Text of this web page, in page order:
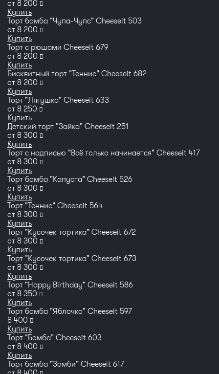
от 8 200 руб
Купить
Торт бомба "Чупа-Чупс" Cheeseit 503
от 8 200 руб
Купить
Торт с рюшами Cheeseit 679
от 8 200 руб
Купить
Бисквитный торт "Теннис" Сheeseit 682
от 8 200 руб
Купить
Торт "Лягушка" Cheeseit 633
от 8 250 руб
Купить
Детский торт "Зайка" Cheeseit 251
от 8 300 руб
Купить
Торт с надписью "Всё только начинается" Cheeseit 417
от 8 300 руб
Купить
Торт бомба "Капуста" Cheeseit 526
от 8 300 руб
Купить
Торт "Теннис" Cheeseit 564
от 8 300 руб
Купить
Торт "Кусочек тортика" Cheeseit 672
от 8 300 руб
Купить
Торт "Кусочек тортика" Cheeseit 673
от 8 300 руб
Купить
Торт "Happy Birthday" Cheeseit 586
от 8 350 руб
Купить
Торт бомба "Яблочко" Cheeseit 597
8 400 руб
Купить
Торт "Бомба" Cheeseit 603
от 8 400 руб
Купить
Торт бомба "Зомби" Cheeseit 617